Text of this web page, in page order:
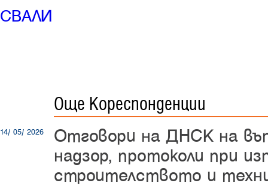
СВАЛИ
Още Кореспонденции
14/ 05/ 2026
Отговори на ДНСК на
надзор, протоколи при
строителството и